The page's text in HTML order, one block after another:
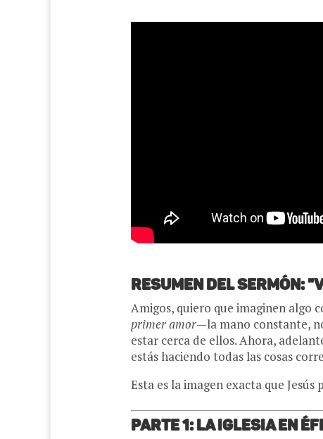
Resumen del Sermón:
Amigos, quiero que imaginen algo
primer amor—la mano constante,
estar cerca de ellos. Ahora,
estás haciendo todas las cosas
Esta es la imagen exacta que
Parte 1: La Iglesia en